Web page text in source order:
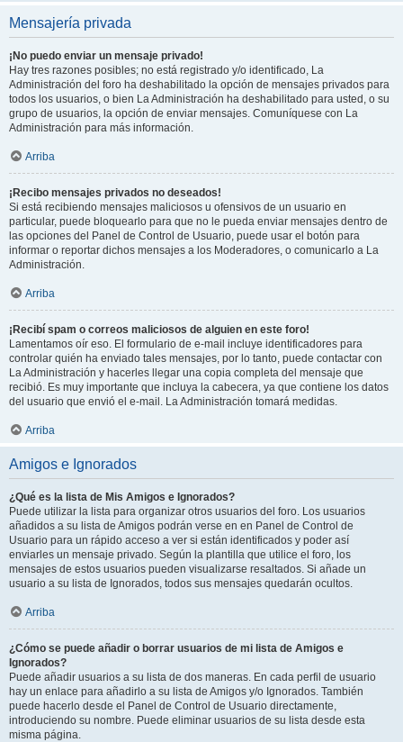
Mensajería privada
¡No puedo enviar un mensaje privado!
Hay tres razones posibles; no está registrado y/o identificado, La
Administración del foro ha deshabilitado la opción de mensajes privados para
todos los usuarios, o bien La Administración ha deshabilitado para usted, o su
grupo de usuarios, la opción de enviar mensajes. Comuníquese con La
Administración para más información.
Arriba
¡Recibo mensajes privados no deseados!
Si está recibiendo mensajes maliciosos u ofensivos de un usuario en
particular, puede bloquearlo para que no le pueda enviar mensajes dentro de
las opciones del Panel de Control de Usuario, puede usar el botón para
informar o reportar dichos mensajes a los Moderadores, o comunicarlo a La
Administración.
Arriba
¡Recibí spam o correos maliciosos de alguien en este foro!
Lamentamos oír eso. El formulario de e-mail incluye identificadores para
controlar quién ha enviado tales mensajes, por lo tanto, puede contactar con
La Administración y hacerles llegar una copia completa del mensaje que
recibió. Es muy importante que incluya la cabecera, ya que contiene los datos
del usuario que envió el e-mail. La Administración tomará medidas.
Arriba
Amigos e Ignorados
¿Qué es la lista de Mis Amigos e Ignorados?
Puede utilizar la lista para organizar otros usuarios del foro. Los usuarios
añadidos a su lista de Amigos podrán verse en en Panel de Control de
Usuario para un rápido acceso a ver si están identificados y poder así
enviarles un mensaje privado. Según la plantilla que utilice el foro, los
mensajes de estos usuarios pueden visualizarse resaltados. Si añade un
usuario a su lista de Ignorados, todos sus mensajes quedarán ocultos.
Arriba
¿Cómo se puede añadir o borrar usuarios de mi lista de Amigos e
Ignorados?
Puede añadir usuarios a su lista de dos maneras. En cada perfil de usuario
hay un enlace para añadirlo a su lista de Amigos y/o Ignorados. También
puede hacerlo desde el Panel de Control de Usuario directamente,
introduciendo su nombre. Puede eliminar usuarios de su lista desde esta
misma página.